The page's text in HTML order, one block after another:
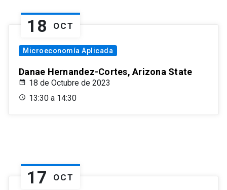
18 OCT
Microeconomía Aplicada
Danae Hernandez-Cortes, Arizona State
18 de Octubre de 2023
13:30 a 14:30
17 OCT